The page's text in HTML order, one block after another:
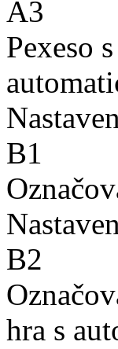
A3
Pexeso
B1
B2
hra s